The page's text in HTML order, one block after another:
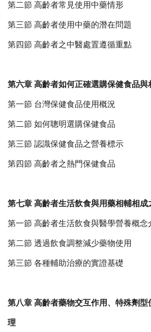
第二節 高齡者常見使用中藥情形
第三節 高齡者使用中藥的潛在問題
第四節 高齡者之中醫處置遵循重點
第六章 高齡者如何正確選購保健食品與
第一節 台灣保健食品使用概況
第二節 如何聰明選購保健食品
第三節 認識保健食品之營養標示
第四節 高齡者之熱門保健食品
第七章 高齡者生活飲食與用藥相輔相成
第一節 高齡者生活飲食與醫學營養概念
第二節 透過飲食調整減少藥物使用
第三節 各種輔助治療的實證基礎
第八章 高齡者藥物交互作用、特殊劑型
理